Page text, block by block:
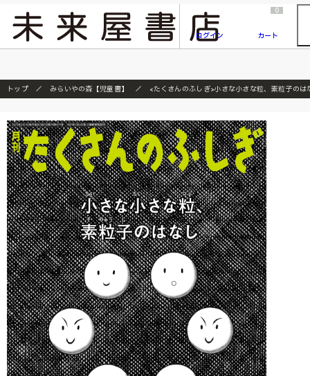
『ONE PIECE magazine 021 ONE PIECEカード付き同梱版』発売延期のご案内
ログイン
0
カート
トップ みらいやの森【児童書】 <たくさんのふしぎ>小さな小さな粒、素粒子のは